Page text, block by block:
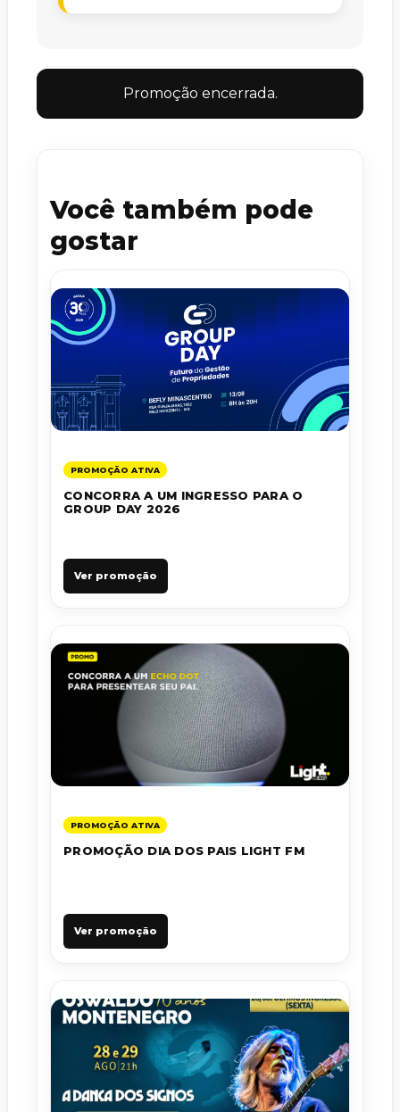
Promoção encerrada.
Você também pode
gostar
PROMOÇÃO ATIVA
CONCORRA A UM INGRESSO PARA O
GROUP DAY 2026
Ver promoção
PROMOÇÃO ATIVA
PROMOÇÃO DIA DOS PAIS LIGHT FM
Ver promoção